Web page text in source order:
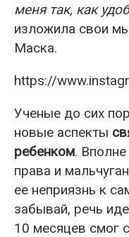
меня так, как
изложила свои
Маска.
https://
Ученые до сих
новые аспекты
ребенком.
права и
ее неприязнь к
забывай, речь
10 месяцев смог